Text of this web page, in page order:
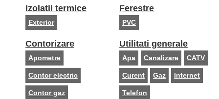
Izolatii termice
Exterior
Ferestre
PVC
Contorizare
Apometre
Contor electric
Contor gaz
Utilitati generale
Apa Canalizare CATV
Curent Gaz Internet
Telefon